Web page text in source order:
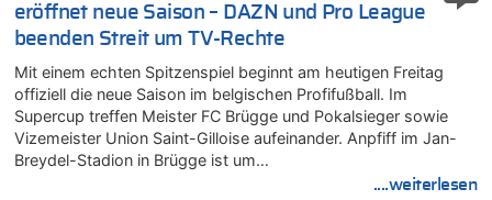
eröffnet neue Saison – DAZN und Pro League
beenden Streit um TV-Rechte
Mit einem echten Spitzenspiel beginnt am heutigen Freitag
offiziell die neue Saison im belgischen Profifußball. Im
Supercup treffen Meister FC Brügge und Pokalsieger sowie
Vizemeister Union Saint-Gilloise aufeinander. Anpfiff im Jan-
Breydel-Stadion in Brügge ist um…
....weiterlesen